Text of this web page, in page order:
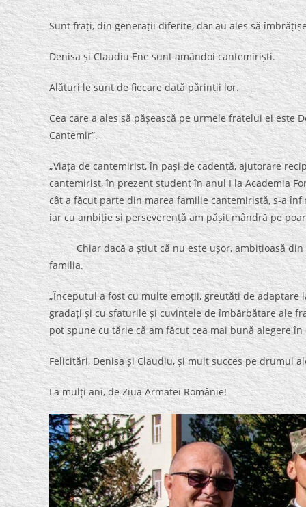
Sunt frați, din generații diferite, dar au ales să
Denisa și Claudiu Ene sunt amândoi cantemiriști.
Alături le sunt de fiecare dată părinții lor.
Cea care a ales să pășească pe urmele fratelui ei este
Cantemir”.
„Viața de cantemirist, în pași de cadență, ajutorare
cantemirist, în prezent student în anul I la Academia
cât a făcut parte din marea familie cantemiristă, s-a
iar cu ambiție și perseverență am pășit mândră pe
Chiar dacă a știut că nu este ușor, ambițioasă din
familia.
„Începutul a fost cu multe emoții, greutăți de
gradați și cu sfaturile și cuvintele de îmbărbătare ale
pot spune cu tărie că am făcut cea mai bună alegere în
Felicitări, Denisa și Claudiu, și mult succes pe drumul
La mulți ani, de Ziua Armatei Românie!